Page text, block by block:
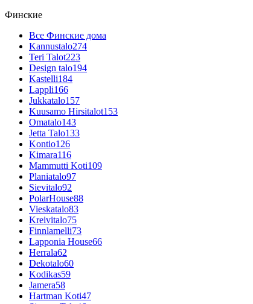
Финские
Все Финские дома
Kannustalo274
Teri Talot223
Design talo194
Kastelli184
Lappli166
Jukkatalo157
Kuusamo Hirsitalot153
Omatalo143
Jetta Talo133
Kontio126
Kimara116
Mammutti Koti109
Planiatalo97
Sievitalo92
PolarHouse88
Vieskatalo83
Kreivitalo75
Finnlamelli73
Lapponia House66
Herrala62
Dekotalo60
Kodikas59
Jamera58
Hartman Koti47